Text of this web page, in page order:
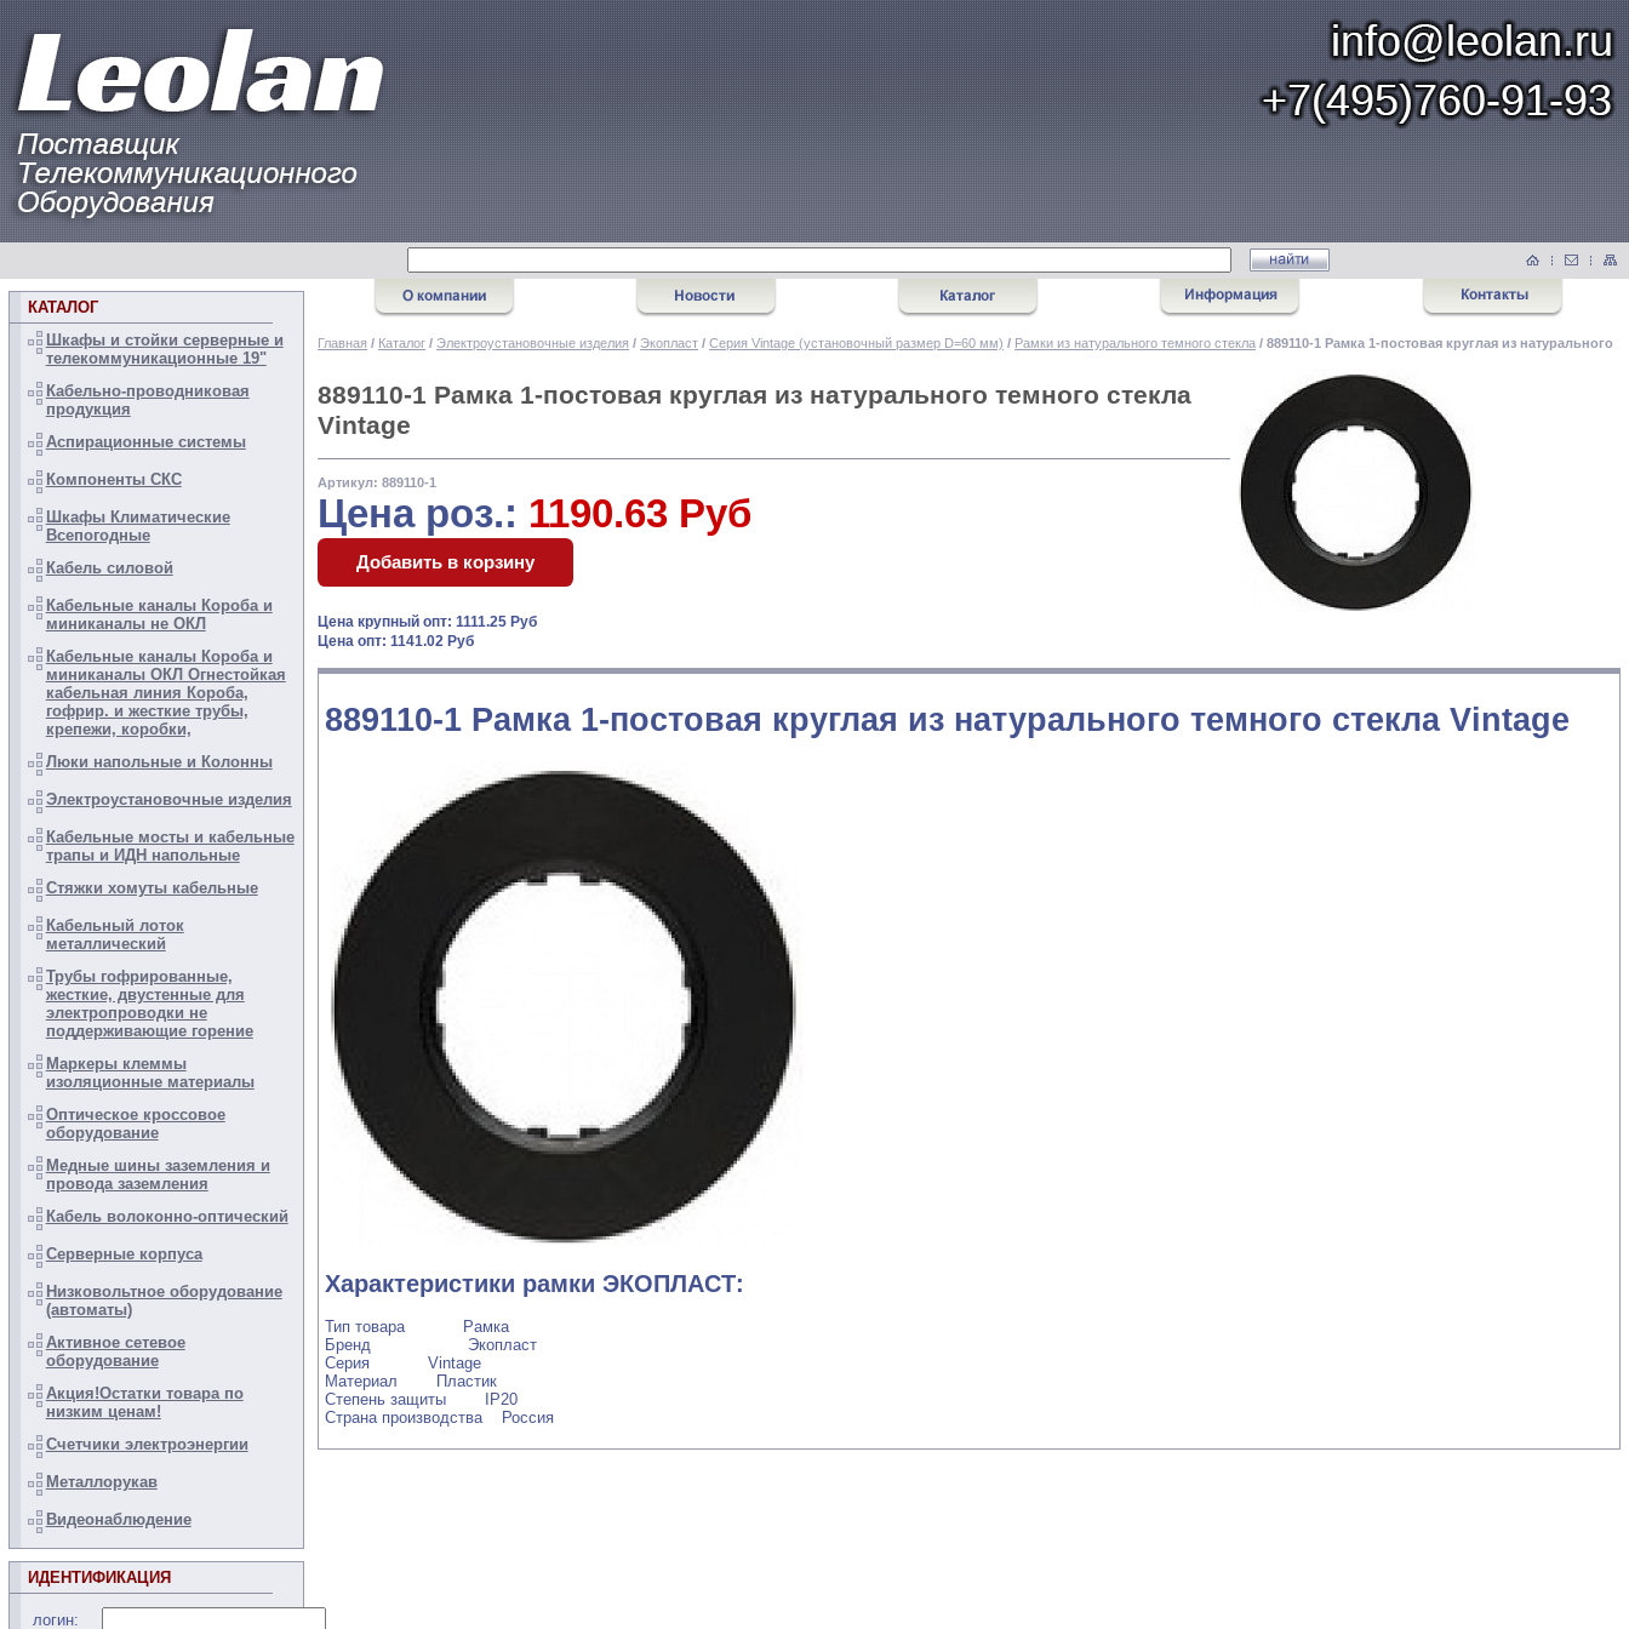
КАТАЛОГ
Шкафы и стойки серверные и
телекоммуникационные 19"
Кабельно-проводниковая
продукция
Аспирационные системы
Компоненты СКС
Шкафы Климатические
Всепогодные
Кабель силовой
Кабельные каналы Короба и
миниканалы не ОКЛ
Кабельные каналы Короба и
миниканалы ОКЛ Огнестойкая
кабельная линия Короба,
гофрир. и жесткие трубы,
крепежи, коробки,
Люки напольные и Колонны
Электроустановочные изделия
Кабельные мосты и кабельные
трапы и ИДН напольные
Стяжки хомуты кабельные
Кабельный лоток
металлический
Трубы гофрированные,
жесткие, двустенные для
электропроводки не
поддерживающие горение
Маркеры клеммы
изоляционные материалы
Оптическое кроссовое
оборудование
Медные шины заземления и
провода заземления
Кабель волоконно-оптический
Серверные корпуса
Низковольтное оборудование
(автоматы)
Активное сетевое
оборудование
Акция!Остатки товара по
низким ценам!
Счетчики электроэнергии
Металлорукав
Видеонаблюдение
ИДЕНТИФИКАЦИЯ
логин:
Главная / Каталог / Электроустановочные изделия / Экопласт /Серия Vintage (установочный размер D=60 мм) / Рамки из натурального темного стекла / 889110-1 Рамка 1-постовая круглая из натурального
889110-1 Рамка 1-постовая круглая из натурального темного стекла
Vintage
Артикул: 889110-1
Цена роз.: 1190.63 Руб
Цена крупный опт: 1111.25 Руб
Цена опт: 1141.02 Руб
889110-1 Рамка 1-постовая круглая из натурального темного стекла Vintage
Характеристики рамки ЭКОПЛАСТ:
Тип товара Рамка
Бренд Экопласт
Серия Vintage
Материал Пластик
Степень защиты IP20
Страна производства Россия